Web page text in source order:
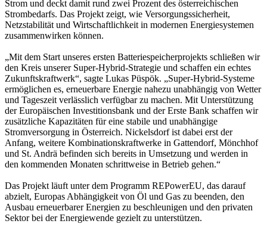
Strom und deckt damit rund zwei Prozent des österreichischen
Strombedarfs. Das Projekt zeigt, wie Versorgungssicherheit,
Netzstabilität und Wirtschaftlichkeit in modernen Energiesystemen
zusammenwirken können.
„Mit dem Start unseres ersten Batteriespeicherprojekts schließen wir
den Kreis unserer Super-Hybrid-Strategie und schaffen ein echtes
Zukunftskraftwerk“, sagte Lukas Püspök. „Super-Hybrid-Systeme
ermöglichen es, erneuerbare Energie nahezu unabhängig von Wetter
und Tageszeit verlässlich verfügbar zu machen. Mit Unterstützung
der Europäischen Investitionsbank und der Erste Bank schaffen wir
zusätzliche Kapazitäten für eine stabile und unabhängige
Stromversorgung in Österreich. Nickelsdorf ist dabei erst der
Anfang, weitere Kombinationskraftwerke in Gattendorf, Mönchhof
und St. Andrä befinden sich bereits in Umsetzung und werden in
den kommenden Monaten schrittweise in Betrieb gehen.“
Das Projekt läuft unter dem Programm REPowerEU, das darauf
abzielt, Europas Abhängigkeit von Öl und Gas zu beenden, den
Ausbau erneuerbarer Energien zu beschleunigen und den privaten
Sektor bei der Energiewende gezielt zu unterstützen.